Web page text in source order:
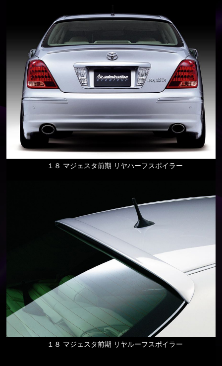
１８ マジェスタ前期 リヤハーフスポイラー
１８ マジェスタ前期 リヤルーフスポイラー